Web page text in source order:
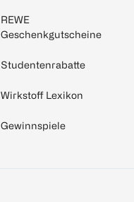
REWE
Geschenkgutscheine
Studentenrabatte
Wirkstoff Lexikon
Gewinnspiele